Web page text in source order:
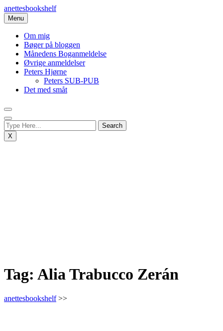
Skip
to
content
anettesbookshelf
Menu
Om mig
Bøger på bloggen
Månedens Boganmeldelse
Øvrige anmeldelser
Peters Hjørne
Peters SUB-PUB
Det med småt
X
Tag: Alia Trabucco Zerán
anettesbookshelf>>